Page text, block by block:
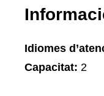
Idiomes
Capacitat: 2